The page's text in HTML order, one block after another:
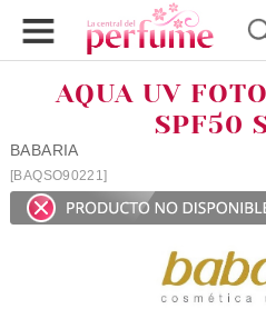
AQUA UV
SPF50
BABARIA
[BAQSO90221]